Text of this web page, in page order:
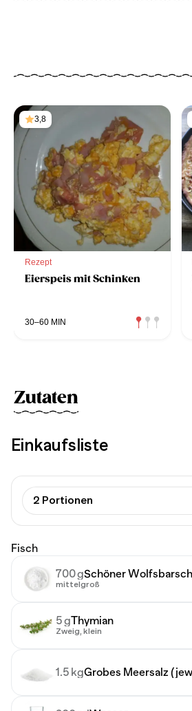
3,8
Rezept
Eierspeis mit Schinken
30–60 MIN
Zutaten